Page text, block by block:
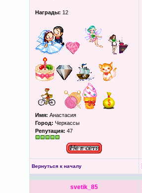
Награды: 12
Имя: Анастасия
Город: Черкассы
Репутация: 47
Вернуться к началу
svetik_85